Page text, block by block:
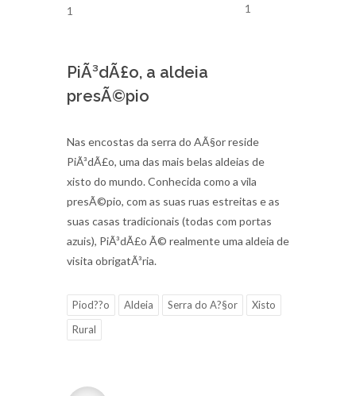
PiÃ³dÃ£o, a aldeia
presÃ©pio
Nas encostas da serra do AÃ§or reside
PiÃ³dÃ£o, uma das mais belas aldeias de
xisto do mundo. Conhecida como a vila
presÃ©pio, com as suas ruas estreitas e as
suas casas tradicionais (todas com portas
azuis), PiÃ³dÃ£o Ã© realmente uma aldeia de
visita obrigatÃ³ria.
Piod??o Aldeia Serra do A?§or
Xisto
Rural